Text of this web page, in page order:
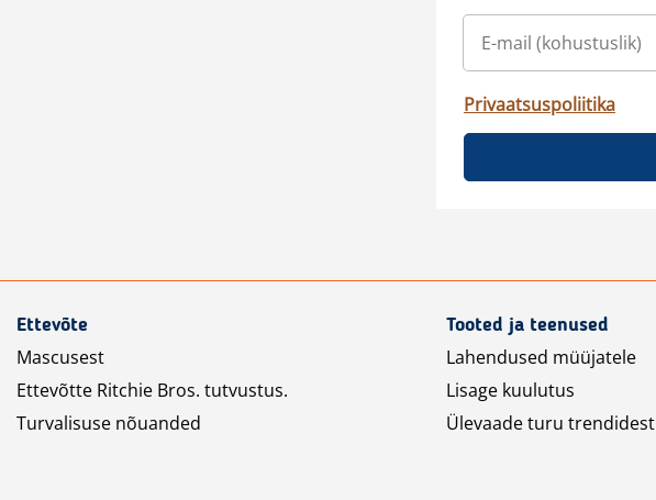
Privaatsuspoliitika
Ettevõte
Mascusest
Ettevõtte Ritchie Bros. tutvustus.
Turvalisuse nõuanded
Tooted ja teenused
Lahendused müüjatele
Lisage kuulutus
Ülevaade turu trendidest